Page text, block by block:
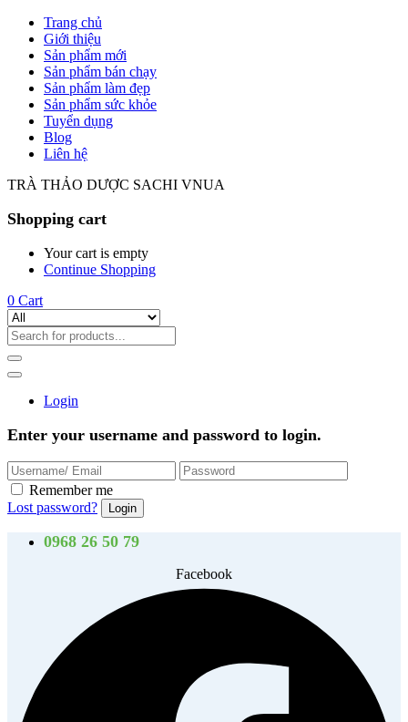
Trang chủ
Giới thiệu
Sản phẩm mới
Sản phẩm bán chạy
Sản phẩm làm đẹp
Sản phẩm sức khỏe
Tuyển dụng
Blog
Liên hệ
TRÀ THẢO DƯỢC SACHI VNUA
Shopping cart
Your cart is empty
Continue Shopping
0 Cart
Login
Enter your username and password to login.
Remember me
Lost password?
0968 26 50 79
Facebook